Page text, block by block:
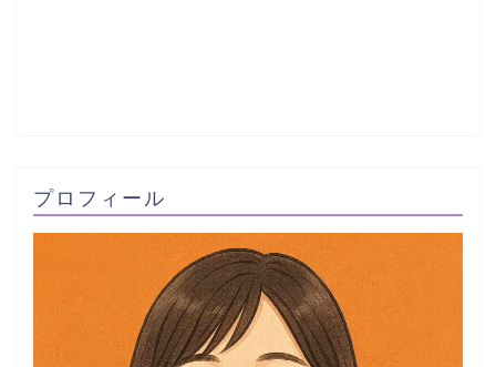
プロフィール